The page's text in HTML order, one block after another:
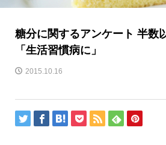
糖分に関するアンケート 半数
「生活習慣病に」
2015.10.16